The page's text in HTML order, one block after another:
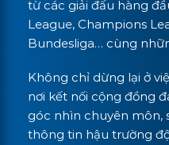
từ các giải đấu hàng
League, Champions
Bundesliga… cùng
Không chỉ dừng lại ở
nơi kết nối cộng đồng
góc nhìn chuyên môn,
thông tin hậu trường